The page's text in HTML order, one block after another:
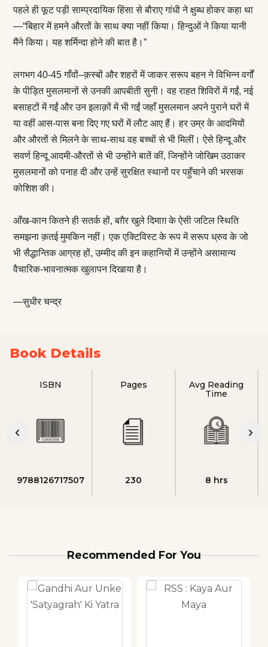
पहले ही फूट पड़ी साम्प्रदायिक हिंसा से बौराए गांधी ने क्षुब्ध होकर कहा था
—“बिहार में हमने औरतों के साथ क्या नहीं किया। हिन्दुओं ने किया यानी
मैंने किया। यह शर्मिन्दा होने की बात है।”
लगभग 40-45 गाँवों–क़स्बों और शहरों में जाकर सरूप बहन ने विभिन्न वर्गों
के पीड़ि‍त मुसलमानों से उनकी आपबीती सुनी। वह राहत शिविरों में गईं, नई
बसाहटों में गईं और उन इलाक़ों में भी गईं जहाँ मुसलमान अपने पुराने घरों में
या वहीं आस-पास बना दिए गए घरों में लौट आए हैं। हर उम्र के आदमियों
और औरतों से मिलने के साथ-साथ वह बच्चों से भी मिलीं। ऐसे हिन्दू और
सवर्ण हिन्दू आदमी-औरतों से भी उन्होंने बातें कीं, जिन्होंने जोखिम उठाकर
मुसलमानों को पनाह दी और उन्हें सुरक्षित स्थानों पर पहुँचाने की भरसक
कोशिश की।
आँख-कान कितने ही सतर्क हों, बग़ैर खुले दिमाग़ के ऐसी जटिल स्थिति
समझना क़तई मुमकिन नहीं। एक एक्टिविस्ट के रूप में सरूप ध्रुव के जो
भी सैद्धान्तिक आग्रह हों, उम्मीद की इन कहानियों में उन्होंने असामान्य
वैचारिक-भावनात्मक खुलापन दिखाया है।
—सुधीर चन्‍द्र
Book Details
ISBN
9788126717507
Pages
230
Avg Reading
Time
8 hrs
Recommended For You